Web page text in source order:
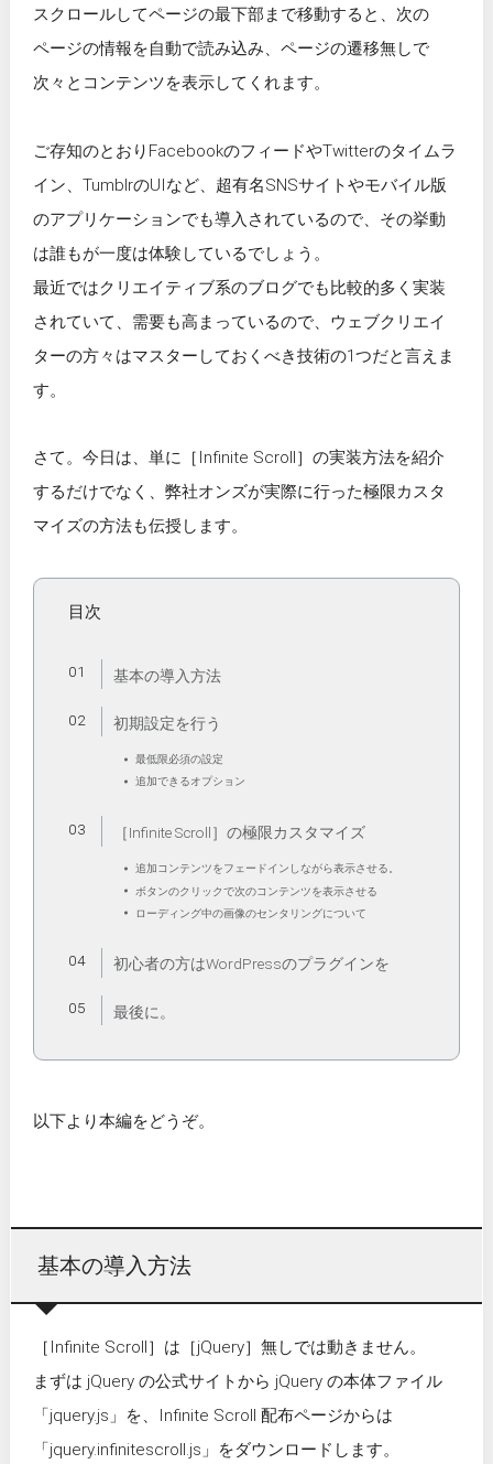
スクロールしてページの最下部まで移動すると、次の
ページの情報を自動で読み込み、ページの遷移無しで
次々とコンテンツを表示してくれます。
ご存知のとおりFacebookのフィードやTwitterのタイムラ
イン、TumblrのUIなど、超有名SNSサイトやモバイル版
のアプリケーションでも導入されているので、その挙動
は誰もが一度は体験しているでしょう。
最近ではクリエイティブ系のブログでも比較的多く実装
されていて、需要も高まっているので、ウェブクリエイ
ターの方々はマスターしておくべき技術の1つだと言えま
す。
さて。今日は、単に［Infinite Scroll］の実装方法を紹介
するだけでなく、弊社オンズが実際に行った極限カスタ
マイズの方法も伝授します。
目次
基本の導入方法
初期設定を行う
最低限必須の設定
追加できるオプション
［Infinite Scroll］の極限カスタマイズ
追加コンテンツをフェードインしながら表示させる。
ボタンのクリックで次のコンテンツを表示させる
ローディング中の画像のセンタリングについて
初心者の方はWordPressのプラグインを
最後に。
以下より本編をどうぞ。
基本の導入方法
［Infinite Scroll］は［jQuery］無しでは動きません。
まずは jQuery の公式サイトから jQuery の本体ファイル
「jquery.js」を、Infinite Scroll 配布ページからは
「jquery.infinitescroll.js」をダウンロードします。